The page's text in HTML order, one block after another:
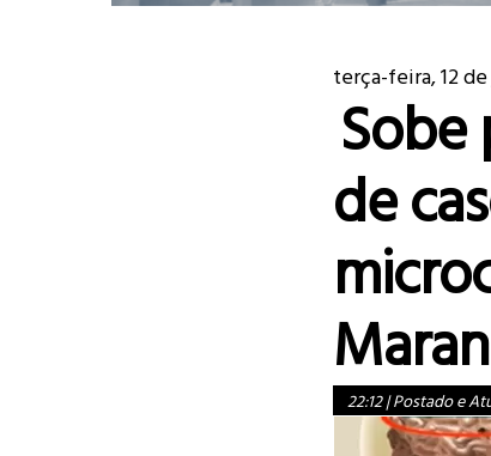
terça-feira, 12
Sobe
de
22:12|Postado e